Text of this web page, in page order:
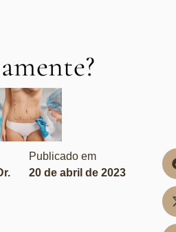
Publicado em
20 de abril de 2023